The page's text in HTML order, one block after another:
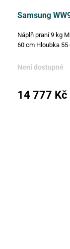
Samsung
Náplň praní 9 kg
60 cm Hloubka 55
Není dostupné
14 777 Kč